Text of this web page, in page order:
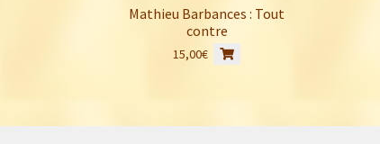
Mathieu Barbances : Tout
contre
15,00€